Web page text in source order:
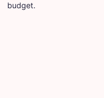
budget.